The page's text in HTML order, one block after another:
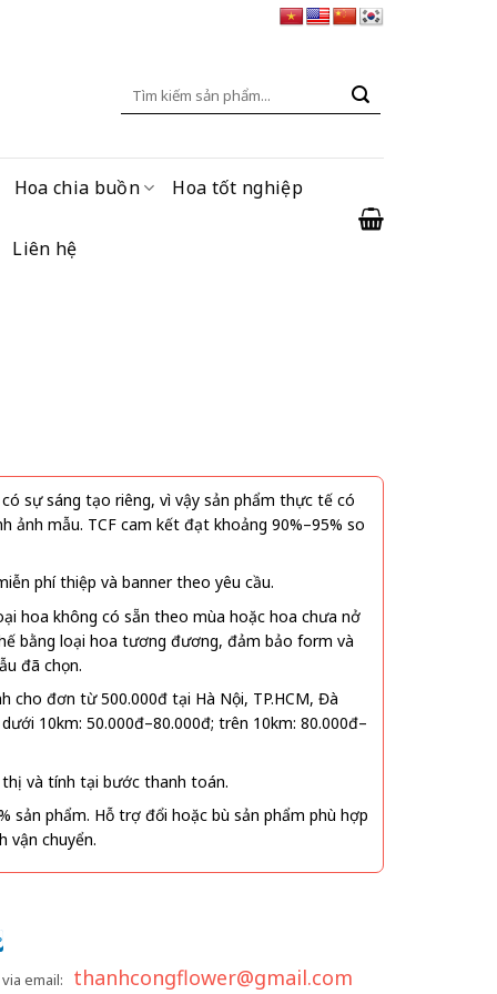
Tìm
Hoa chia buồn Hoa tốt nghiệp
Liên hệ
sự sáng tạo riêng, vì vậy sản phẩm thực tế có
ảnh mẫu. TCF cam kết đạt khoảng 90%–95% so
phí thiệp và banner theo yêu cầu.
hoa không có sẵn theo mùa hoặc hoa chưa nở
bằng loại hoa tương đương, đảm bảo form và
đã chọn.
cho đơn từ 500.000đ tại Hà Nội, TP.HCM, Đà
10km: 50.000đ–80.000đ; trên 10km: 80.000đ–
và tính tại bước thanh toán.
sản phẩm. Hỗ trợ đổi hoặc bù sản phẩm phù hợp
vận chuyển.
email: thanhcongflower@gmail.com